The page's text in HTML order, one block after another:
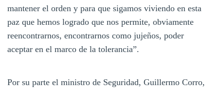
mantener el orden y para que sigamos viviendo en esta
paz que hemos logrado que nos permite, obviamente
reencontrarnos, encontrarnos como jujeños, poder
aceptar en el marco de la tolerancia”.
Por su parte el ministro de Seguridad, Guillermo Corro,